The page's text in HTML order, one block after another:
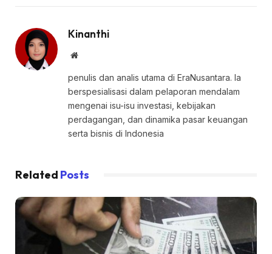
Kinanthi
Website
penulis dan analis utama di EraNusantara. Ia
berspesialisasi dalam pelaporan mendalam
mengenai isu-isu investasi, kebijakan
perdagangan, dan dinamika pasar keuangan
serta bisnis di Indonesia
Related Posts